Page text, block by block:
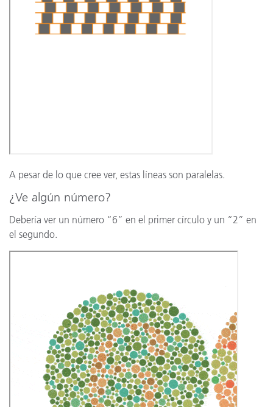
A pesar de lo que cree ver, estas líneas son paralelas.
¿Ve algún número?
Debería ver un número “6” en el primer círculo y un “2” en
el segundo.